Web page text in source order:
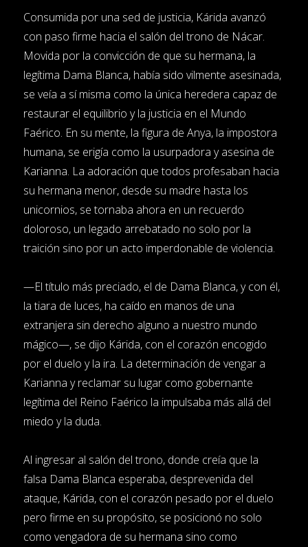
Consumida por una sed de justicia, Kárida avanzó
con paso firme hacia el salón del trono de Nácar.
Movida por la convicción de que su hermana, la
legítima Dama Blanca, había sido vilmente asesinada,
se veía a sí misma como la única heredera capaz de
restaurar el equilibrio y la justicia en el Mundo
Faérico. En su mente, la figura de Anya, la impostora
humana, se erigía como la usurpadora y asesina de
Karianna. La adoración que todos profesaban hacia
su hermana menor, desde su madre hasta los
unicornios, se tornaba ahora en un recuerdo
doloroso, un legado arrebatado no solo por la
traición sino por un acto imperdonable de violencia.
—El título más preciado, el de Dama Blanca, y con él,
la tiara de luces, ha caído en manos de una
extranjera sin derecho alguno a nuestro mundo
mágico—, se dijo Kárida, con el corazón encogido
por el duelo y la ira. La determinación de vengar a
Karianna y reclamar su lugar como gobernante
legítima del Reino Faérico la impulsaba más allá del
miedo y la duda.
Al ingresar al salón del trono, donde creía que la
falsa Dama Blanca esperaba, desprevenida del
ataque, Kárida, con el corazón pesado por el duelo
pero firme en su propósito, se posicionó no solo
como vengadora de su hermana sino como